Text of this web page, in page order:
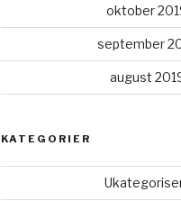
oktober
september
august
KATEGORIER